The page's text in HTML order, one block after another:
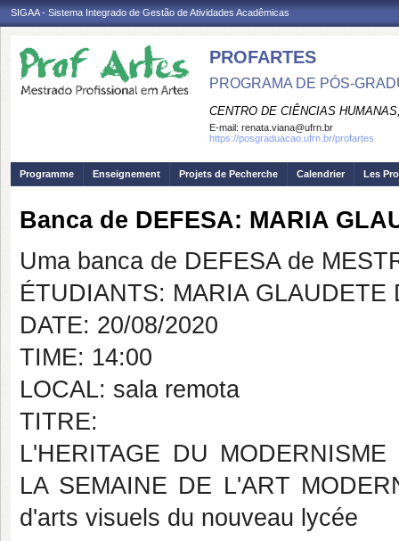
SIGAA - Sistema Integrado de Gestão de Atividades Acadêmicas
PROFARTES
PROGRAMA DE PÓS-
CENTRO DE CIÊNCIAS
E-mail: renata.viana@ufrn.br
https://posgraduacao.ufrn.br/profartes
Programme Enseignement Projets de Pecherche Calendrier Les
Banca de DEFESA: MARIA
Uma banca de DEFESA de
ÉTUDIANTS: MARIA GLAUDETE
DATE: 20/08/2020
TIME: 14:00
LOCAL: sala remota
TITRE:
L'HERITAGE DU
LA SEMAINE DE L'ART
d'arts visuels du nouveau lycée